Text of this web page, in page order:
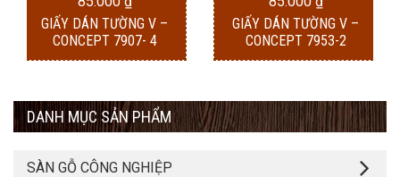
GIẤY DÁN TƯỜNG V –
CONCEPT 7907- 4
GIẤY DÁN TƯỜNG V –
CONCEPT 7953-2
DANH MỤC SẢN PHẨM
SÀN GỖ CÔNG NGHIỆP